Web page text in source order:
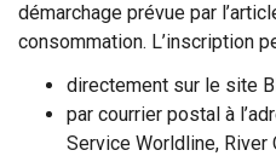
démarchage prévue par
consommation. L’inscription
directement sur le site
par courrier postal à
Service Worldline, River